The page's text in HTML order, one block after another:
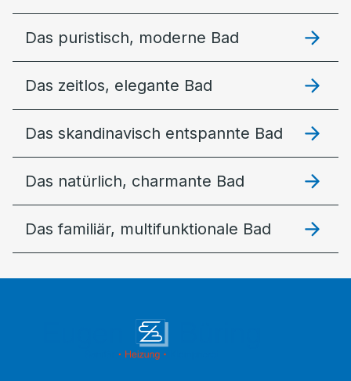
Das puristisch, moderne Bad
Das zeitlos, elegante Bad
Das skandinavisch entspannte Bad
Das natürlich, charmante Bad
Das familiär, multifunktionale Bad